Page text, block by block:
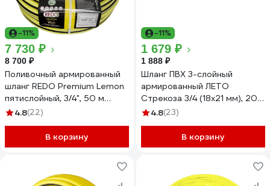
-11%
7 730 ₽
8 700 ₽
Поливочный армированный
шланг REDO Premium Lemon
пятислойный, 3/4", 50 м
603450
4.8(22)
В корзину
-11%
1 679 ₽
1 888 ₽
Шланг ПВХ 3-слойный
армированный ЛЕТО
Стрекоза 3/4 (18х21 мм), 20
м, с желтой полосой 731
4.8(23)
В корзину